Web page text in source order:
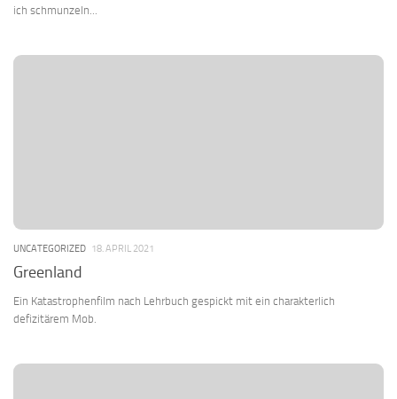
ich schmunzeln...
UNCATEGORIZED 18. APRIL 2021
Greenland
Ein Katastrophenfilm nach Lehrbuch gespickt mit ein charakterlich
defizitärem Mob.